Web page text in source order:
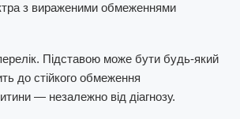
з вираженими обмеженнями
Підставою може бути будь-який
до стійкого обмеження
— незалежно від діагнозу.